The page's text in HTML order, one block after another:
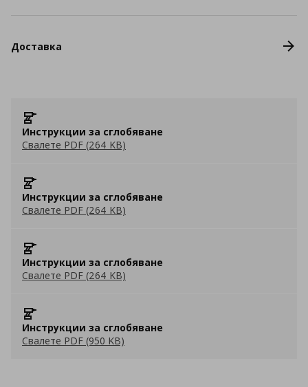
Доставка
Инструкции за сглобяване
Свалете PDF (264 KB)
Инструкции за сглобяване
Свалете PDF (264 KB)
Инструкции за сглобяване
Свалете PDF (264 KB)
Инструкции за сглобяване
Свалете PDF (950 KB)